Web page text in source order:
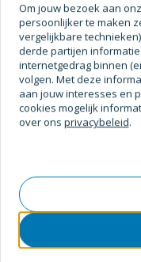
Voskamp
Voskamp
Digitale
Inloggen ECmanage
Hardglazen Klep-, val-
Steiger configurator
Klantenservice
Bestellen & betalen
Retourneren
Levering & afhalen
Om jouw bezoek aan
persoonlijker te maken
vergelijkbare
derde partijen
internetgedrag binnen
volgen. Met deze
aan jouw interesses en
cookies mogelijk
over ons privacybeleid.